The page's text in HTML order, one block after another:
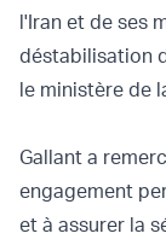
l'Iran et de ses
déstabilisation
le ministère de
Gallant a
engagement
et à assurer la